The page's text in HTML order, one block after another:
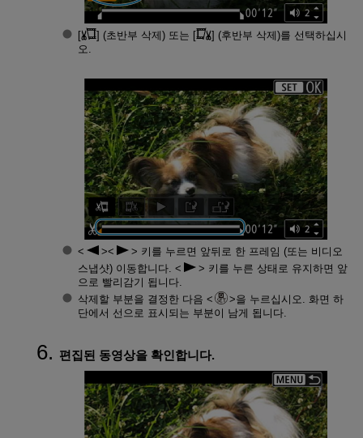
[ ] (초반부 삭제) 또는 [ ] (후반부 삭제)를 선택하십시
오.
키를 누르면 앞뒤로 한 프레임 (또는 비디오
스냅샷) 이동합니다.
키를 누른 상태로 유지하면 앞
으로 빨리감기 됩니다.
삭제할 부분을 결정한 다음
을 누르십시오. 화면 하
단에서 선으로 표시되는 부분이 남게 됩니다.
편집된 동영상을 확인합니다.